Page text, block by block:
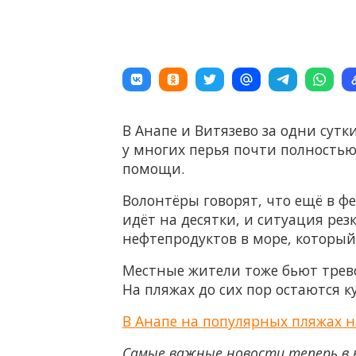
В Анапе и Витязево за одни
у многих перья почти
помощи.
Волонтёры говорят, что ещё в
идёт на десятки, и ситуация
нефтепродуктов в море,
Местные жители тоже бьют
На пляжах до сих пор остаются
В Анапе на популярных пляжах